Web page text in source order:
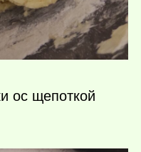
ос щепоткой